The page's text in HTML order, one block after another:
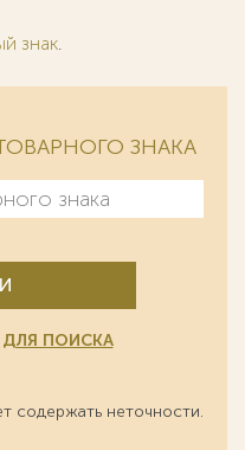
знак.
ЗНАКА
ДЛЯ ПОИСКА
содержать неточности.